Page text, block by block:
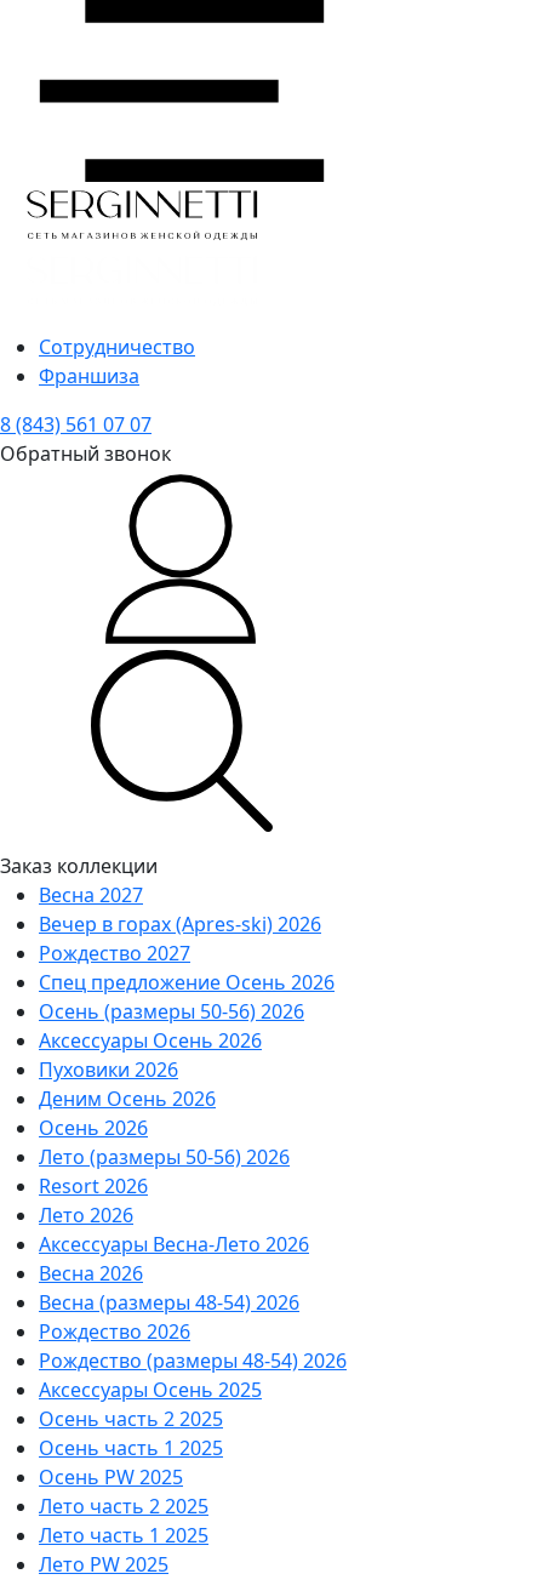
Сотрудничество
Франшиза
8 (843) 561 07 07
Обратный звонок
Заказ коллекции
Весна 2027
Вечер в горах (Apres-ski) 2026
Рождество 2027
Спец предложение Осень 2026
Осень (размеры 50-56) 2026
Аксессуары Осень 2026
Пуховики 2026
Деним Осень 2026
Осень 2026
Лето (размеры 50-56) 2026
Resort 2026
Лето 2026
Аксессуары Весна-Лето 2026
Весна 2026
Весна (размеры 48-54) 2026
Рождество 2026
Рождество (размеры 48-54) 2026
Аксессуары Осень 2025
Осень часть 2 2025
Осень часть 1 2025
Осень PW 2025
Лето часть 2 2025
Лето часть 1 2025
Лето PW 2025